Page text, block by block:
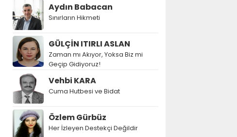
Aydın Babacan
Sınırların Hikmeti
GÜLÇİN ITIRLI ASLAN
Zaman mı Akıyor, Yoksa Biz mi
Geçip Gidiyoruz!
Vehbi KARA
Cuma Hutbesi ve Bidat
Özlem Gürbüz
Her İzleyen Destekçi Değildir